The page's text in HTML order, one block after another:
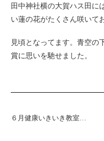
田中神社横の大賀ハス田に
い蓮の花がたくさん咲いて
見頃となってます。青空の
賞に思いを馳せました。